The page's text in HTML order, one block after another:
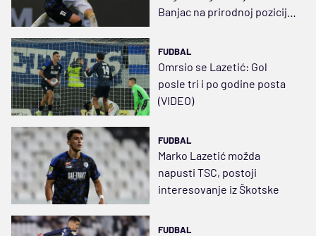
Banjac na prirodnoj poziciji i
FUDBAL
Omrsio se Lazetić: Gol
posle tri i po godine posta
(VIDEO)
FUDBAL
Marko Lazetić možda
napusti TSC, postoji
interesovanje iz Škotske
FUDBAL